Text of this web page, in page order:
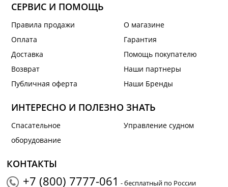
СЕРВИС И ПОМОЩЬ
Правила продажи
Оплата
Доставка
Возврат
Публичная оферта
О магазине
Гарантия
Помощь покупателю
Наши партнеры
Наши Бренды
ИНТЕРЕСНО И ПОЛЕЗНО ЗНАТЬ
Спасательное
оборудование
Управление судном
КОНТАКТЫ
+7 (800) 7777-061 - бесплатный по России